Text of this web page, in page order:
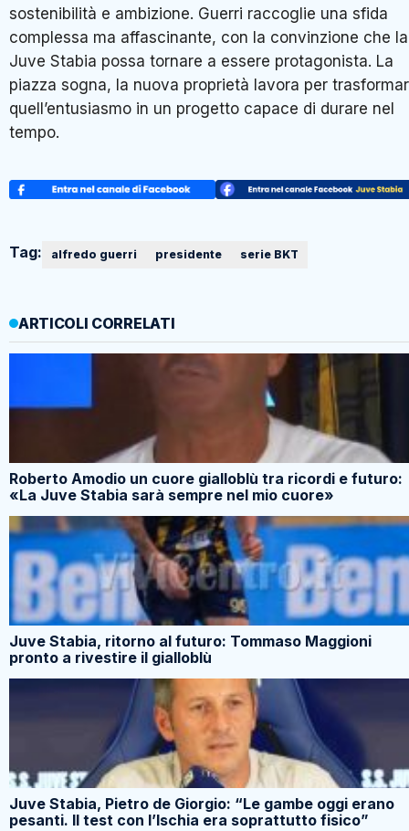
sostenibilità e ambizione. Guerri raccoglie una sfida
complessa ma affascinante, con la convinzione che la
Juve Stabia possa tornare a essere protagonista. La
piazza sogna, la nuova proprietà lavora per
quell’entusiasmo in un progetto capace di durare nel
tempo.
Tag: alfredo guerri presidente serie BKT
ARTICOLI CORRELATI
Roberto Amodio un cuore gialloblù tra ricordi e futuro:
«La Juve Stabia sarà sempre nel mio cuore»
Juve Stabia, ritorno al futuro: Tommaso Maggioni
pronto a rivestire il gialloblù
Juve Stabia, Pietro de Giorgio: “Le gambe oggi erano
pesanti. Il test con l’Ischia era soprattutto fisico”